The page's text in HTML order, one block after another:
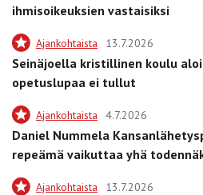
ihmisoikeuksien vastaisiksi
Ajankohtaista 13.7.2026
Seinäjoella kristillinen koulu
opetuslupaa ei tullut
Ajankohtaista 4.7.2026
Daniel Nummela
repeämä vaikuttaa yhä
Ajankohtaista 13.7.2026